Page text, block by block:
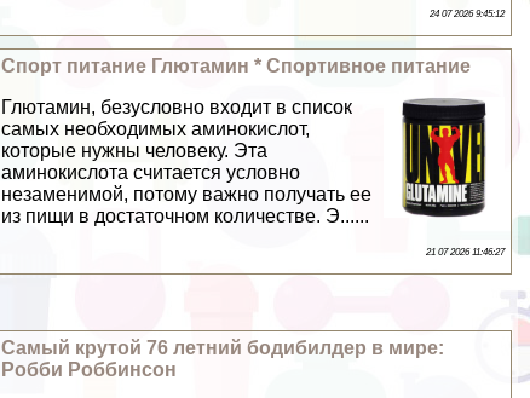
24 07 2026 9:45:12
Спорт питание Глютамин * Спортивное питание
Глютамин, безусловно входит в список
самых необходимых аминокислот,
которые нужны человеку. Эта
аминокислота считается условно
незаменимой, потому важно получать ее
из пищи в достаточном количестве. Э......
21 07 2026 11:46:27
Самый крутой 76 летний бодибилдер в мире:
Робби Роббинсон